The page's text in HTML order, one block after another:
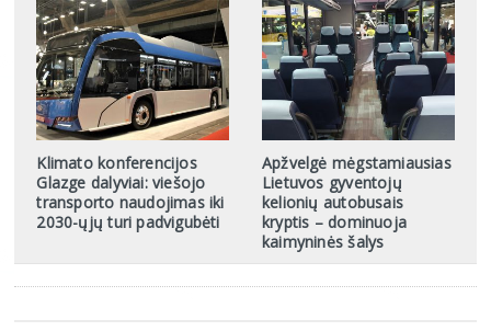
Klimato konferencijos
Glazge dalyviai: viešojo
transporto naudojimas iki
2030-ųjų turi padvigubėti
Apžvelgė mėgstamiausias
Lietuvos gyventojų
kelionių autobusais
kryptis – dominuoja
kaimyninės šalys